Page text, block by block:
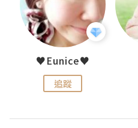
♥Eunice♥
追蹤